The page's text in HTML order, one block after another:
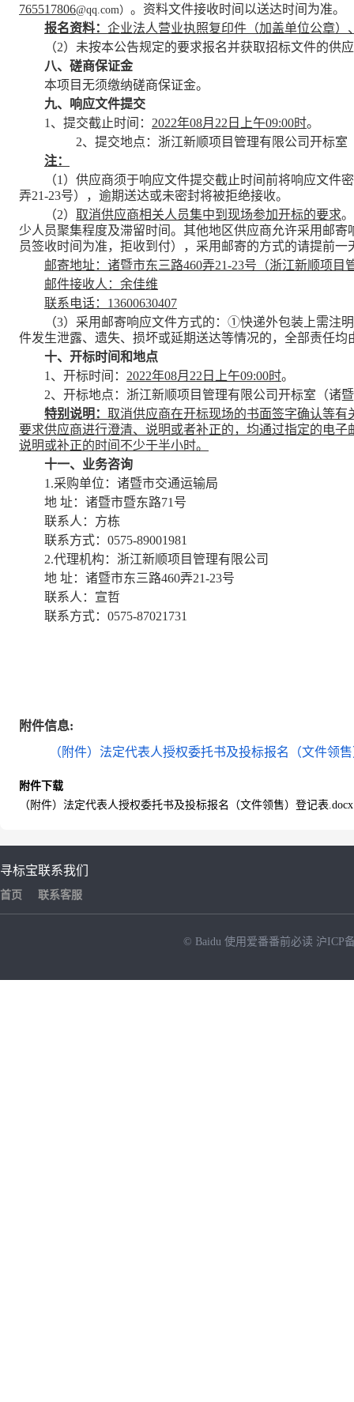
765517806@qq.com） 。资料文件接收时间以送达时间为准。
报名资料： 企业法人营业执照复印件（加盖单位公章
（2）未按本公告规定的要求报名并获取招标文件的供
八、磋商保证金
本项目无须缴纳磋商保证金。
九、响应文件提交
1、提交截止时间： 2022年08月22日上午09:00时。
2、提交地点：浙江新顺项目管理有限公司开标室
注：
（1）供应商须于响应文件提交截止时间前将响应文件
弄21-23号），逾期送达或未密封将被拒绝接收。
（2） 取消供应商相关人员集中到现场参加开标的要求
少人员聚集程度及滞留时间。其他地区供应商允许采用邮寄
员签收时间为准， 拒收到付），采用邮寄的方式的请提前一
邮寄地址： 诸暨市东三路460弄21-23号 （浙江新顺项目
邮件接收人：余佳维
联系电话： 13600630407
（3） 采用邮寄响应文件方式的： ①快递外包装上需注
件发生泄露、遗失、损坏或延期送达等情况的，全部责任
十、开标时间和地点
1、开标时间： 2022年08月22日上午09:00时。
2、开标地点：浙江新顺项目管理有限公司开标室（诸
特别说明： 取消供应商在开标现场的书面签字确认等有
要求供应商进行澄清、说明或者补正的，均通过指定的电子
说明或补正的时间不少于半小时。
十一、业务咨询
1.采购单位：诸暨市交通运输局
地 址：诸暨市暨东路71号
联系人：方栋
联系方式： 0575-89001981
2.代理机构：浙江新顺项目管理有限公司
地 址： 诸暨市东三路460弄21-23号
联系人：宣哲
联系方式： 0575-87021731
附件信息:
（附件）法定代表人授权委托书及投标报名（文件领
附件下载
（附件）法定代表人授权委托书及投标报名（文件领售）登记表.docx
寻标宝
首页
联系我们
联系客服
© Baidu 使用爱番番前必读 沪ICP